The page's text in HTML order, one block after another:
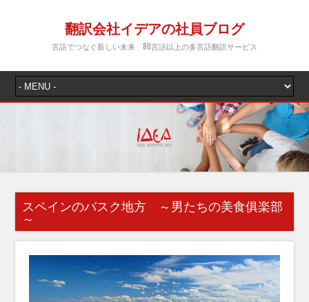
翻訳会社イデアの社員ブログ
言語でつなぐ新しい未来 80言語以上の多言語翻訳サービス
スペインのバスク地方 ～男たちの美食俱楽部
～